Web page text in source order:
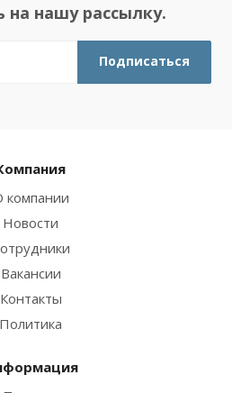
нашу рассылку.
компании
Новости
Вакансии
Контакты
Политика